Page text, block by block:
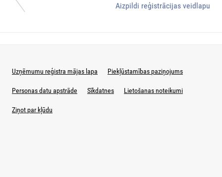
Aizpildi reģistrācijas veidlapu
Uzņēmumu reģistra mājas lapa Piekļūstamības paziņojums
Personas datu apstrāde Sīkdatnes Lietošanas noteikumi
Ziņot par kļūdu